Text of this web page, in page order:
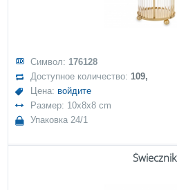
Символ: 176128
Доступное количество:109,
Цена: войдите
Размер: 10x8x8 cm
Упаковка 24/1
Świecznik